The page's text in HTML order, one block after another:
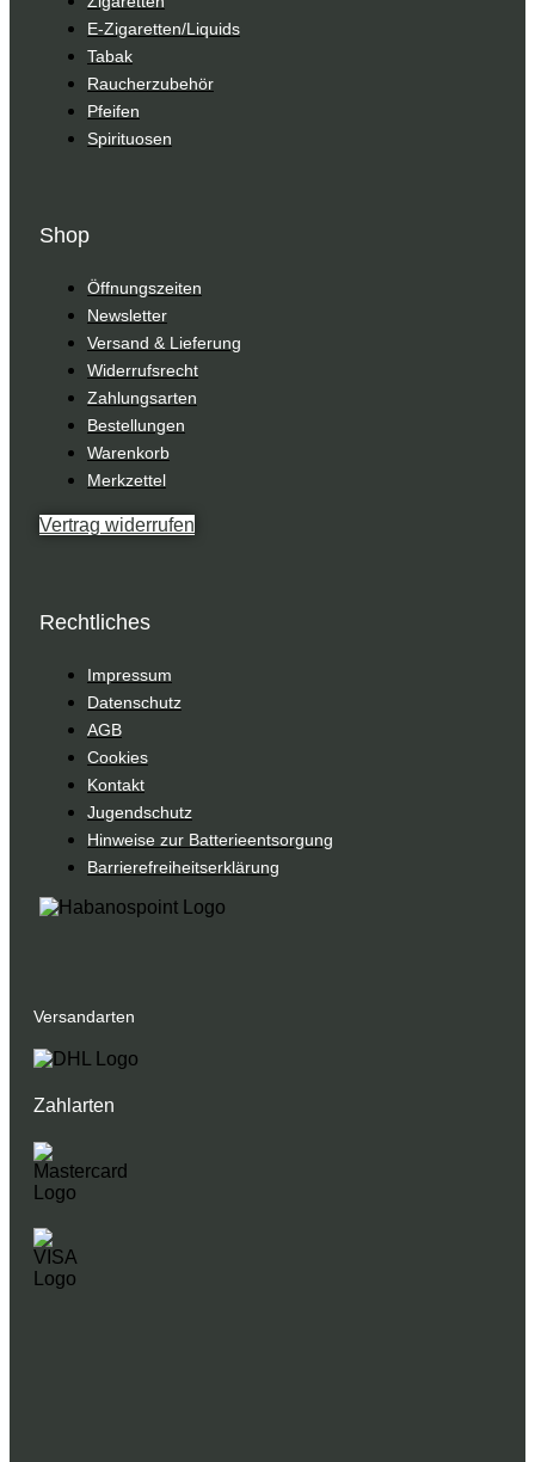
E-Zigaretten/Liquids
Tabak
Raucherzubehör
Pfeifen
Spirituosen
Shop
Öffnungszeiten
Newsletter
Versand & Lieferung
Widerrufsrecht
Zahlungsarten
Bestellungen
Warenkorb
Merkzettel
Vertrag widerrufen
Rechtliches
Impressum
Datenschutz
AGB
Cookies
Kontakt
Jugendschutz
Hinweise zur Batterieentsorgung
Barrierefreiheitserklärung
Versandarten
Zahlarten